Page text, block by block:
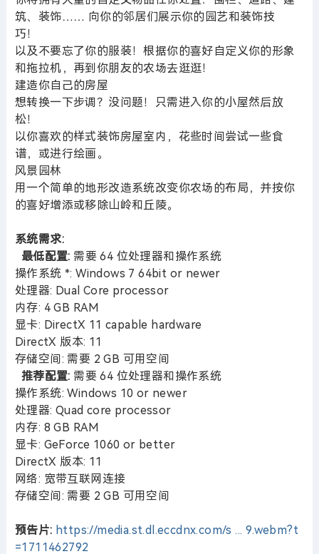
筑、装饰…… 向你的邻居们展示你的园艺和装饰技
巧！
以及不要忘了你的服装！根据你的喜好自定义你的形象
和拖拉机，再到你朋友的农场去逛逛！
建造你自己的房屋
想转换一下步调？没问题！只需进入你的小屋然后放
松！
以你喜欢的样式装饰房屋室内，花些时间尝试一些食
谱，或进行绘画。
风景园林
用一个简单的地形改造系统改变你农场的布局，并按你
的喜好增添或移除山岭和丘陵。
系统需求:
最低配置: 需要 64 位处理器和操作系统
操作系统 *: Windows 7 64bit or newer
处理器: Dual Core processor
内存: 4 GB RAM
显卡: DirectX 11 capable hardware
DirectX 版本: 11
存储空间: 需要 2 GB 可用空间
推荐配置: 需要 64 位处理器和操作系统
操作系统: Windows 10 or newer
处理器: Quad core processor
内存: 8 GB RAM
显卡: GeForce 1060 or better
DirectX 版本: 11
网络: 宽带互联网连接
存储空间: 需要 2 GB 可用空间
预告片: https://media.st.dl.eccdnx.com/s ... 9.webm?t
=1711462792